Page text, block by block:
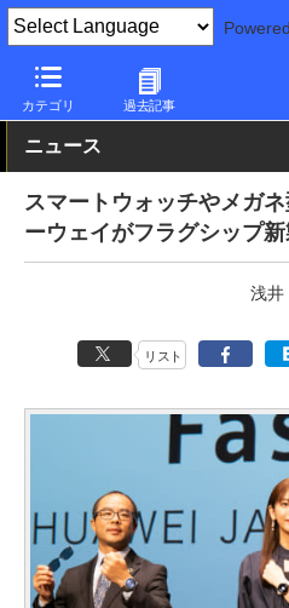
カテゴリ 過去記事
PC Watch 半導体/周辺機器 ス
ニュース
スマートウォッチやメガ
ーウェイがフラグシップ
浅井
リスト